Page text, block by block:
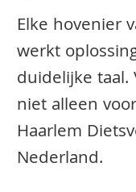
Elke hovenier
werkt
duidelijke
niet alleen
Haarlem
Nederland.